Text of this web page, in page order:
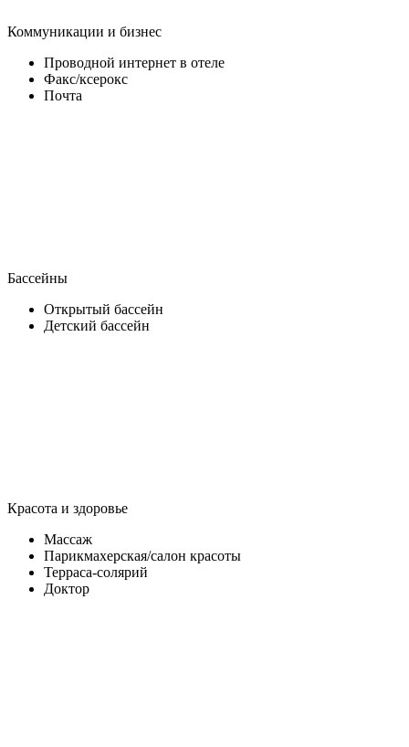
Коммуникации и бизнес
Проводной интернет в отеле
Факс/ксерокс
Почта
Бассейны
Открытый бассейн
Детский бассейн
Красота и здоровье
Массаж
Парикмахерская/салон красоты
Терраса-солярий
Доктор